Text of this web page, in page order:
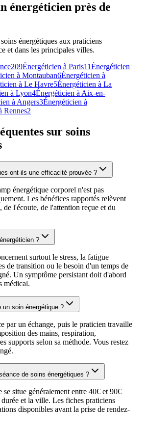
énergéticien près de
énergétiques aux praticiens
et dans les principales villes.
209Énergéticien à Paris11Énergéticien
à Montauban6Énergéticien à
à Le Havre5Énergéticien à La
à Lyon4Énergéticien à Aix-en-
à Angers3Énergéticien à
Rennes2
sur soins
ont-ils une efficacité prouvée ?
énergétique corporel n'est pas
Les bénéfices rapportés relèvent
de l'écoute, de l'attention reçue et du
?
surtout le stress, la fatigue
de transition ou le besoin d'un temps de
Un symptôme persistant doit d'abord
médical.
un soin énergétique ?
par un échange, puis le praticien travaille
des mains, respiration,
supports selon sa méthode. Vous restez
de soins énergétiques ?
se situe généralement entre 40€ et 90€
et la ville. Les fiches praticiens
disponibles avant la prise de rendez-